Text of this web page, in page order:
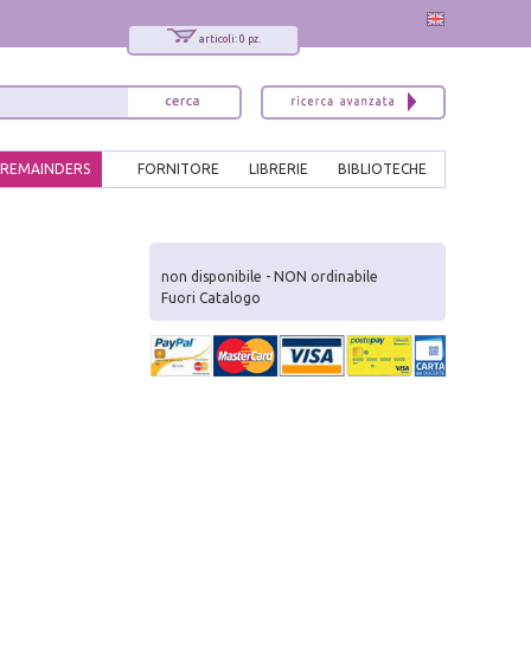
articoli: 0 pz.
BIBLIOTECHE
LIBRERIE
FORNITORE
REMAINDERS
non disponibile - NON ordinabile
Fuori Catalogo
x
Interessato ai nostri libri?
Allora iscriviti alla nostra newsletter!
Sarai informato delle nostre novità, potrai
comunque cancellarti quando desideri.